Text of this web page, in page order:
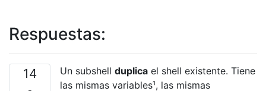
Respuestas:
14 Un subshell duplica el shell existente. Tiene
las mismas variables¹, las mismas